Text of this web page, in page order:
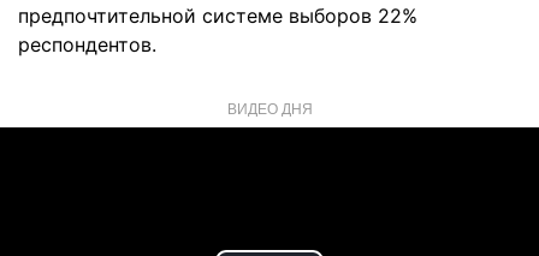
предпочтительной системе выборов 22%
респондентов.
ВИДЕО ДНЯ